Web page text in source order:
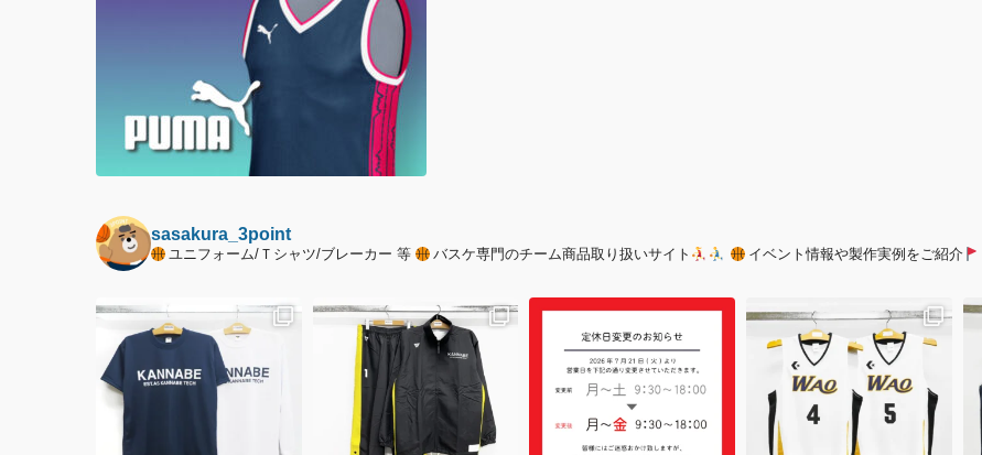
sasakura_3point
ユニフォーム/Ｔシャツ/ブレーカー 等 バスケ専門のチーム商品取り扱いサイト イベント情報や製作実例をご紹介